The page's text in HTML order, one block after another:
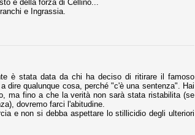
è della forza di Cellino...
e Ingrassia.
è stata data da chi ha deciso di ritirare il famoso
dire qualunque cosa, perché "c'è una sentenza". Hai
ma fino a che la verità non sarà stata ristabilita (se
dovremo farci l'abitudine.
e non si debba aspettare lo stillicidio degli ulteriori
Per
un anno di tempo,
2015.